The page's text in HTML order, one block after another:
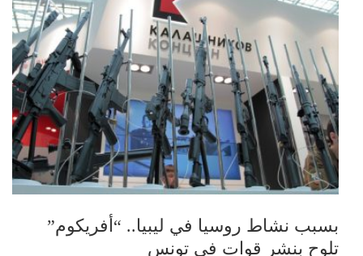
بسبب نشاط روسيا في ليبيا.. “أفريكوم”
تلوح بنشر قوات في تونس